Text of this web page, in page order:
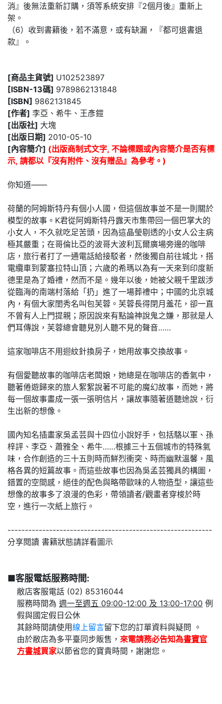
消』後無法重新訂購，須等系統安排『2個月後』重新上
架。
（6）收到書籍後，若不滿意，或有缺漏，『都可退書退
款』。
[商品主貨號] U102523897
[ISBN-13碼] 9789862131848
[ISBN] 9862131845
[作者] 李亞、希牛、王彥鎧
[出版社] 大塊
[出版日期] 2010-05-10
[內容簡介] (出版商制式文字, 不論標題或內容簡介是否有標
示, 請都以『沒有附件、沒有贈品』為參考。)
你知道——
荷蘭的阿姆斯特丹有個小人國，但這個故事並不是一則關於
模型的故事。K君從阿姆斯特丹露天市集帶回一個巴掌大的
小女人，不久就吃足苦頭，因為這晶瑩剔透的小女人公主病
極其嚴重；在哥倫比亞的波哥大波利瓦爾廣場旁邊的咖啡
店，旅行者打了一通電話給接駁者，然後獨自前往城北，搭
電纜車到蒙塞拉特山頂；六歲的希瑪以為有一天來到印度新
德里是為了婚禮，然而不是。幾年以後，她被父親千里跋涉
從臨海的南端村落給「扔」進了一場葬禮中；中國的北京城
內，有個大家閨秀名叫包芙蓉。芙蓉長得閉月羞花，卻一直
不曾有人上門提親；原因說來有點論神說鬼之嫌，那就是人
們耳傳說，芙蓉總會聽見別人聽不見的聲音……
這家咖啡店不用迴紋針換房子，她用故事交換故事。
有個愛聽故事的咖啡店老闆娘，她總是在咖啡店的香氣中，
聽著倦遊歸來的旅人絮絮說著不可能的魔幻故事，而她，將
每一個故事畫成一張一張明信片，讓故事隨著道聽途說，衍
生出新的想像。
國內知名插畫家吳孟芸與十四位小說好手，包括駱以軍、孫
梓評、李亞、蕭雅全、希牛……根據三十五個城市的特殊氣
味，合作創造的三十五則時而鮮烈衝突、時而幽默溫馨，風
格各異的短篇故事。而這些故事也因為吳孟芸獨具的構圖，
錯置的空間感，絕佳的配色與略帶歐味的人物造型，讓這些
想像的故事多了浪漫的色彩，帶領讀者/觀畫者穿梭於時
空，進行一次紙上旅行。
-----------------------------------------------------------
分享閱讀 書籍狀態請詳看圖示
■客服電話服務時間:
敝店客服電話 (02) 85316044
服務時間為 週一至週五 09:00-12:00 及 13:00-17:00 例
假與國定假日公休
其餘時間請使用線上留言
留下您的訂單資料與疑問 。
由於敝店為多平臺同步販售， 來電請務必告知為書寶官
方書城買家以節省您的寶貴時間，謝謝您。